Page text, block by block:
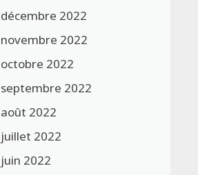
décembre 2022
novembre 2022
octobre 2022
septembre 2022
août 2022
juillet 2022
juin 2022